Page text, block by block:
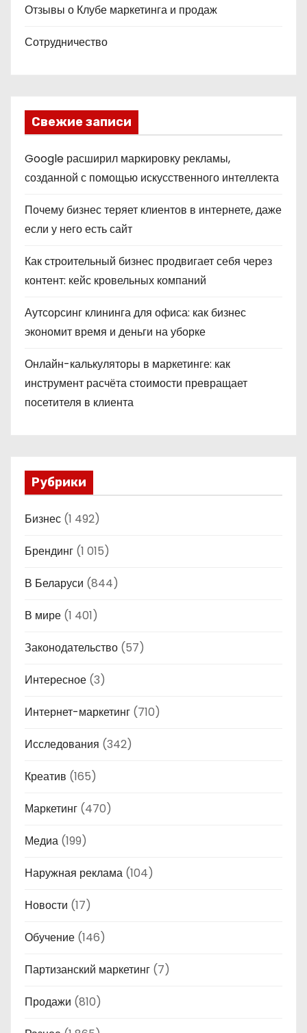
Отзывы о Клубе маркетинга и продаж
Сотрудничество
Свежие записи
Google расширил маркировку рекламы,
созданной с помощью искусственного интеллекта
Почему бизнес теряет клиентов в интернете, даже
если у него есть сайт
Как строительный бизнес продвигает себя через
контент: кейс кровельных компаний
Аутсорсинг клининга для офиса: как бизнес
экономит время и деньги на уборке
Онлайн-калькуляторы в маркетинге: как
инструмент расчёта стоимости превращает
посетителя в клиента
Рубрики
Бизнес (1 492)
Брендинг (1 015)
В Беларуси (844)
В мире (1 401)
Законодательство (57)
Интересное (3)
Интернет-маркетинг (710)
Исследования (342)
Креатив (165)
Маркетинг (470)
Медиа (199)
Наружная реклама (104)
Новости (17)
Обучение (146)
Партизанский маркетинг (7)
Продажи (810)